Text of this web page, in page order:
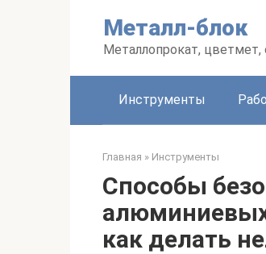
Металл-блок
Металлопрокат, цветмет,
Инструменты
Главная » Инструменты
Способы
как делать